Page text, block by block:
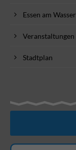
Essen am Wasser
Veranstaltungen
Stadtplan